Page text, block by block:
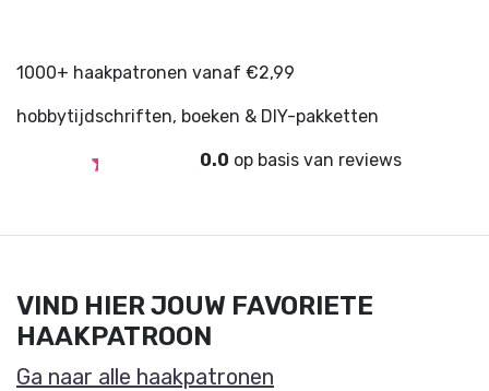
1000+ haakpatronen vanaf €2,99
hobbytijdschriften, boeken & DIY-pakketten
0.0 op basis van reviews
VIND HIER JOUW FAVORIETE
HAAKPATROON
Ga naar alle haakpatronen